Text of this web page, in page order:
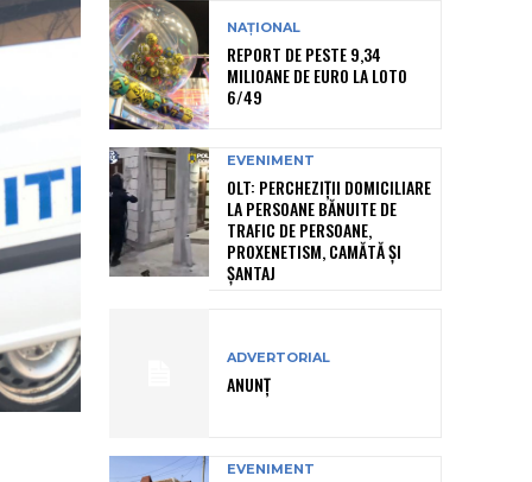
NAȚIONAL
REPORT DE PESTE 9,34
MILIOANE DE EURO LA LOTO
6/49
EVENIMENT
OLT: PERCHEZIŢII DOMICILIARE
LA PERSOANE BĂNUITE DE
TRAFIC DE PERSOANE,
PROXENETISM, CAMĂTĂ ŞI
ŞANTAJ
ADVERTORIAL
ANUNȚ
EVENIMENT